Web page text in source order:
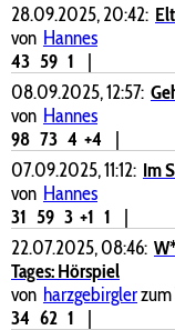
28.09.2025, 20:42:
von Hannes
43 59 1
|
08.09.2025, 12:57:
von Hannes
98 73 4 +4
|
07.09.2025, 11:12: Im
von Hannes
31 59 3 +1 1
|
22.07.2025, 08:46:
Tages: Hörspiel
von harzgebirgler
34 62 1
|